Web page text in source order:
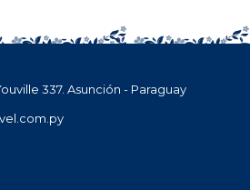
337. Asunción - Paraguay